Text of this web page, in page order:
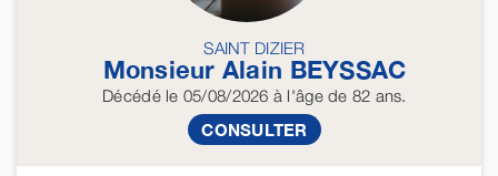
SAINT DIZIER
Monsieur Alain BEYSSAC
Décédéle 05/08/2026 à l'âge de 82 ans.
CONSULTER